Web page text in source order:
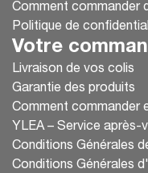
Comment commander
Politique de
Votre
Livraison de vos colis
Garantie des produits
Comment commander
YLEA – Service après-
Conditions Générales
Conditions Générales